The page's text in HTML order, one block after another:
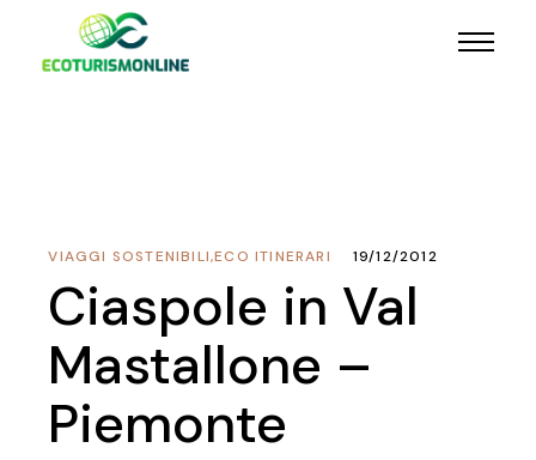
ECO ITINERARI
,
VIAGGI SOSTENIBILI 19/12/2012
Ciaspole in Val
Mastallone –
Piemonte